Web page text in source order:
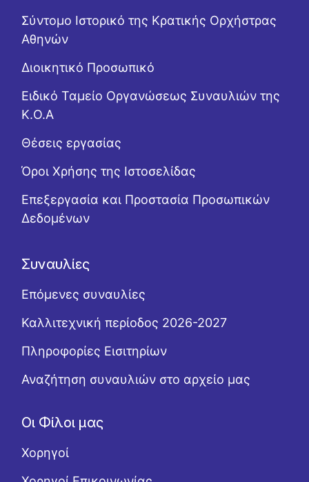
Σύντομο Ιστορικό της Κρατικής Ορχήστρας
Αθηνών
Διοικητικό Προσωπικό
Ειδικό Ταμείο Οργανώσεως Συναυλιών της
Κ.Ο.Α
Θέσεις εργασίας
Όροι Χρήσης της Ιστοσελίδας
Επεξεργασία και Προστασία Προσωπικών
Δεδομένων
Συναυλίες
Επόμενες συναυλίες
Καλλιτεχνική περίοδος 2026-2027
Πληροφορίες Εισιτηρίων
Αναζήτηση συναυλιών στο αρχείο μας
Οι Φίλοι μας
Χορηγοί